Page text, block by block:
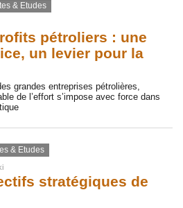
& Etudes
pétroliers : une
un levier pour la
grandes entreprises pétrolières,
de l’effort s’impose avec force dans
& Etudes
stratégiques de